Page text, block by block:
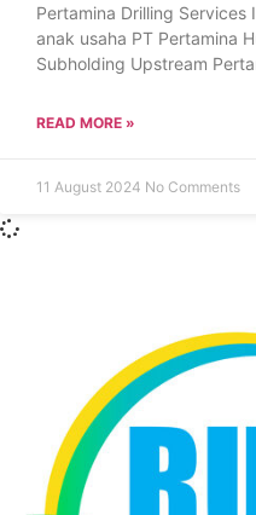
Pertamina Drilling Services
anak usaha PT Pertamina
Subholding Upstream
READ MORE »
11 August 2024 No Comments